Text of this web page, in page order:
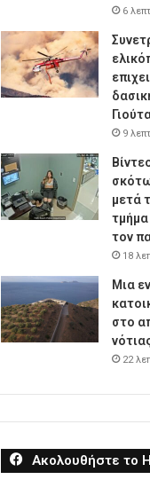
6
9
μετά
τμήμα
τον
18
Μια
στο
22
Ακολουθήστε το